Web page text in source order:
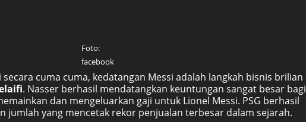
Foto:
facebook
cuma cuma, kedatangan Messi adalah langkah bisnis brilian
. Nasser berhasil mendatangkan keuntungan sangat besar bagi
dan mengeluarkan gaji untuk Lionel Messi. PSG berhasil
jumlah yang mencetak rekor penjualan terbesar dalam sejarah.